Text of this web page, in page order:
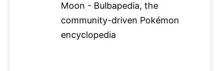
Moon - Bulbapedia, the
community-driven Pokémon
encyclopedia